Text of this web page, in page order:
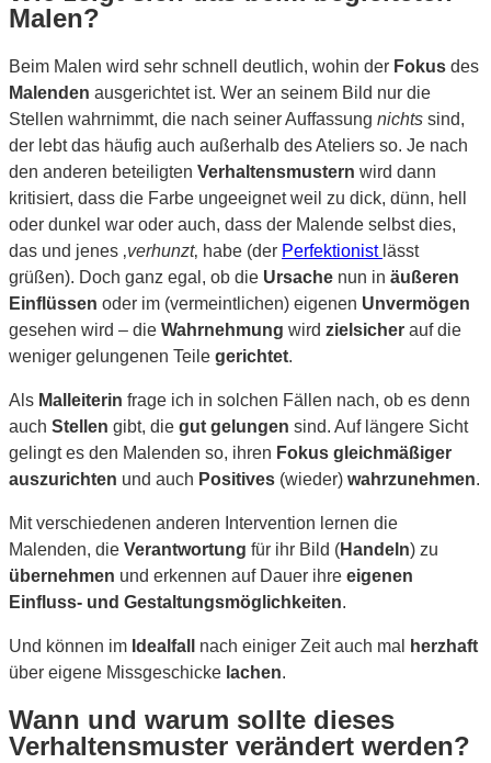
Malen?
Beim Malen wird sehr schnell deutlich, wohin der Fokus des
Malenden ausgerichtet ist. Wer an seinem Bild nur die
Stellen wahrnimmt, die nach seiner Auffassung nichts sind,
der lebt das häufig auch außerhalb des Ateliers so. Je nach
den anderen beteiligten Verhaltensmustern wird dann
kritisiert, dass die Farbe ungeeignet weil zu dick, dünn, hell
oder dunkel war oder auch, dass der Malende selbst dies,
das und jenes ‚verhunzt‚ habe (der Perfektionist lässt
grüßen). Doch ganz egal, ob die Ursache nun in äußeren
Einflüssen oder im (vermeintlichen) eigenen Unvermögen
gesehen wird – die Wahrnehmung wird zielsicher auf die
weniger gelungenen Teile gerichtet.
Als Malleiterin frage ich in solchen Fällen nach, ob es denn
auch Stellen gibt, die gut gelungen sind. Auf längere Sicht
gelingt es den Malenden so, ihren Fokus gleichmäßiger
auszurichten und auch Positives (wieder) wahrzunehmen.
Mit verschiedenen anderen Intervention lernen die
Malenden, die Verantwortung für ihr Bild (Handeln) zu
übernehmen und erkennen auf Dauer ihre eigenen
Einfluss- und Gestaltungsmöglichkeiten.
Und können im Idealfall nach einiger Zeit auch mal
herzhaft
über eigene Missgeschicke lachen.
Wann und warum sollte dieses
Verhaltensmuster verändert werden?